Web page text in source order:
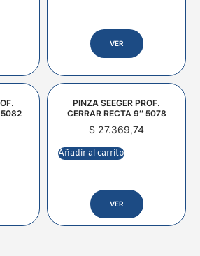
VER
5082
PINZA SEEGER PROF.
CERRAR RECTA 9″ 5078
$ 27.369,74
Añadir al carrito
VER